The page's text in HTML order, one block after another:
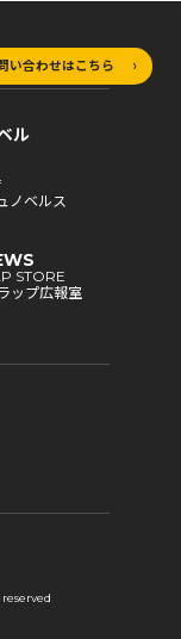
い合わせはこちら
ル
ノベルス
STORE
ップ広報室